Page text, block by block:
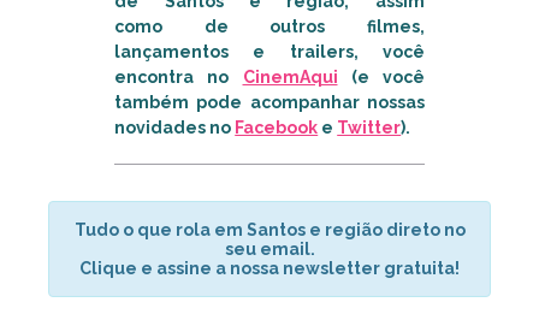
como de outros filmes,
lançamentos e trailers, você
encontra no CinemAqui (e você
também pode acompanhar nossas
novidades no Facebook e Twitter).
Tudo o que rola em Santos e região direto no
seu email.
Clique e assine a nossa newsletter gratuita!